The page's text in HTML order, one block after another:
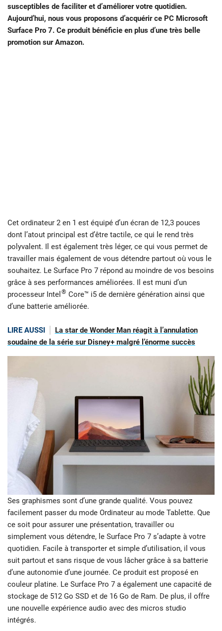
susceptibles de faciliter et d’améliorer votre quotidien.
Aujourd’hui, nous vous proposons d’acquérir ce PC Microsoft
Surface Pro 7. Ce produit bénéficie en plus d’une très belle
promotion sur Amazon.
Cet ordinateur 2 en 1 est équipé d’un écran de 12,3 pouces
dont l’atout principal est d’être tactile, ce qui le rend très
polyvalent. Il est également très léger, ce qui vous permet de
travailler mais également de vous détendre partout où vous le
souhaitez. Le Surface Pro 7 répond au moindre de vos besoins
grâce à ses performances améliorées. Il est muni d’un
processeur Intel ® Core™ i5 de dernière génération ainsi que
d’une batterie améliorée.
LIRE AUSSI
La star de Wonder Man réagit à l’annulation
soudaine de la série sur Disney+ malgré l’énorme succès
Ses graphismes sont d’une grande qualité. Vous pouvez
facilement passer du mode Ordinateur au mode Tablette. Que
ce soit pour assurer une présentation, travailler ou
simplement vous détendre, le Surface Pro 7 s’adapte à votre
quotidien. Facile à transporter et simple d’utilisation, il vous
suit partout et sans risque de vous lâcher grâce à sa batterie
d’une autonomie d’une journée. Ce produit est proposé en
couleur platine. Le Surface Pro 7 a également une capacité de
stockage de 512 Go SSD et de 16 Go de Ram. De plus, il offre
une nouvelle expérience audio avec des micros studio
intégrés.